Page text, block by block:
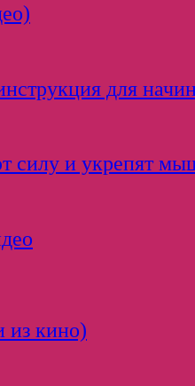
для
силу и укрепят
из кино)